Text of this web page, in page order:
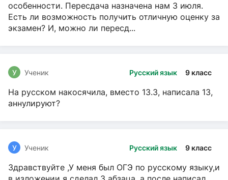
особенности. Пересдача назначена нам 3 июля.
Есть ли возможность получить отличную оценку за
экзамен? И, можно ли пересд...
Русский язык 9 класс
У Ученик
На русском накосячила, вместо 13.3, написала 13,
аннулируют?
Русский язык 9 класс
У Ученик
Здравствуйте ,У меня был ОГЭ по русскому языку,и